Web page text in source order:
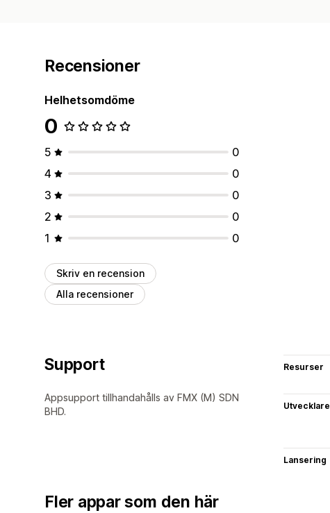
Recensioner
Helhetsomdöme
0
5
0
4
0
3
0
2
0
1
0
Skriv en recension
Alla recensioner
Support
Appsupport tillhandahålls av FMX (M) SDN
BHD.
Resurser
Utvecklare
Lansering
Fler appar som den här